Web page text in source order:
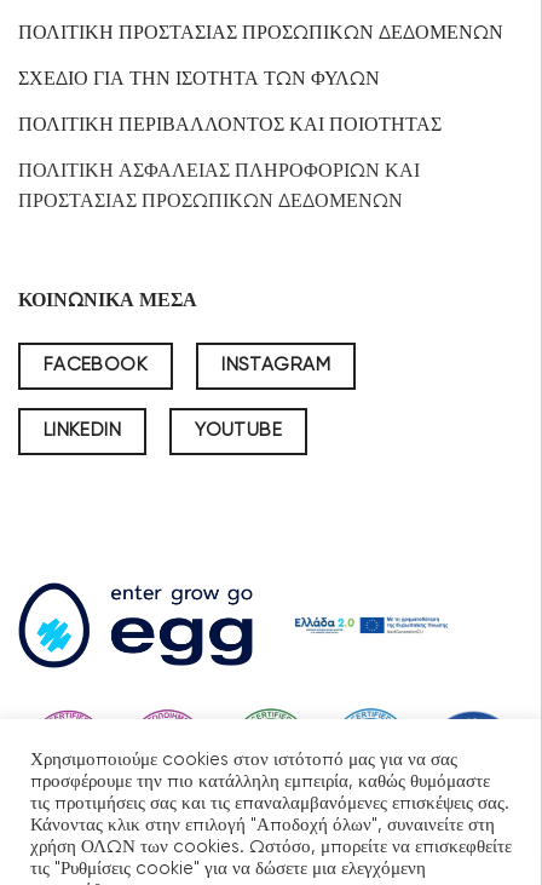
ΠΟΛΙΤΙΚΗ ΠΡΟΣΤΑΣΙΑΣ ΠΡΟΣΩΠΙΚΩΝ ΔΕΔΟΜΕΝΩΝ
ΣΧΕΔΙΟ ΓΙΑ ΤΗΝ ΙΣΟΤΗΤΑ ΤΩΝ ΦΥΛΩΝ
ΠΟΛΙΤΙΚΗ ΠΕΡΙΒΑΛΛΟΝΤΟΣ ΚΑΙ ΠΟΙΟΤΗΤΑΣ
ΠΟΛΙΤΙΚΗ ΑΣΦΑΛΕΙΑΣ ΠΛΗΡΟΦΟΡΙΩΝ ΚΑΙ
ΠΡΟΣΤΑΣΙΑΣ ΠΡΟΣΩΠΙΚΩΝ ΔΕΔΟΜΕΝΩΝ
ΚΟΙΝΩΝΙΚΑ ΜΕΣΑ
FACEBOOK INSTAGRAM
LINKEDIN YOUTUBE
Χρησιμοποιούμε cookies στον ιστότοπό μας για να σας
προσφέρουμε την πιο κατάλληλη εμπειρία, καθώς θυμόμαστε
τις προτιμήσεις σας και τις επαναλαμβανόμενες επισκέψεις σας.
Κάνοντας κλικ στην επιλογή "Αποδοχή όλων", συναινείτε στη
χρήση ΟΛΩΝ των cookies. Ωστόσο, μπορείτε να επισκεφθείτε
τις "Ρυθμίσεις cookie" για να δώσετε μια ελεγχόμενη